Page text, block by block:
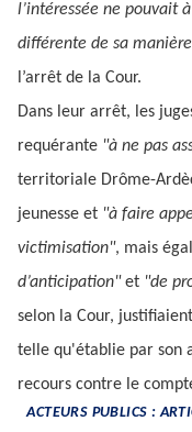
l’intéressée ne pouvait
différente de sa
l’arrêt de la Cour.
Dans leur arrêt, les
requérante "à ne pas
territoriale Drôme-
jeunesse et "à faire
victimisation", mais
d’anticipation" et "de
selon la Cour,
telle qu'établie par son
recours contre le
ACTEURS PUBLICS :